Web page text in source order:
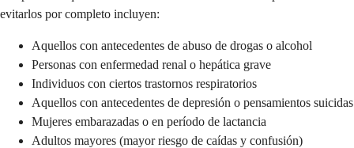
evitarlos por completo incluyen:
Aquellos con antecedentes de abuso de drogas o alcohol
Personas con enfermedad renal o hepática grave
Individuos con ciertos trastornos respiratorios
Aquellos con antecedentes de depresión o pensamientos suicidas
Mujeres embarazadas o en período de lactancia
Adultos mayores (mayor riesgo de caídas y confusión)